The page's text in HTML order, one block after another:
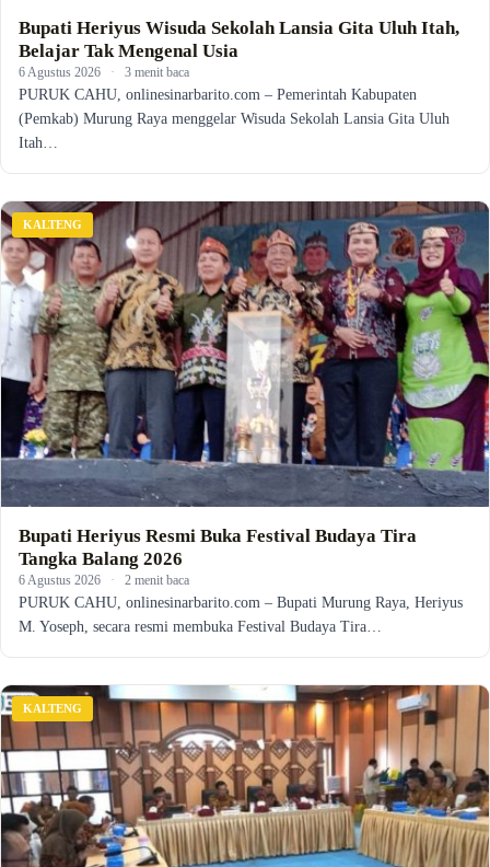
Bupati Heriyus Wisuda Sekolah Lansia Gita Uluh Itah,
Belajar Tak Mengenal Usia
6 Agustus 2026 · 3 menit baca
PURUK CAHU, onlinesinarbarito.com – Pemerintah Kabupaten
(Pemkab) Murung Raya menggelar Wisuda Sekolah Lansia Gita Uluh
Itah…
KALTENG
Bupati Heriyus Resmi Buka Festival Budaya Tira
Tangka Balang 2026
6 Agustus 2026 · 2 menit baca
PURUK CAHU, onlinesinarbarito.com – Bupati Murung Raya, Heriyus
M. Yoseph, secara resmi membuka Festival Budaya Tira…
KALTENG